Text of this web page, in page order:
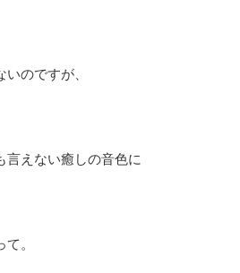
のですが、
言えない癒しの音色に
。